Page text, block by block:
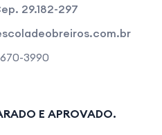
29.182-297
3990
E APROVADO.